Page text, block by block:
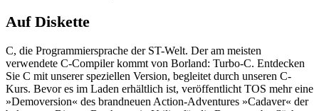
Auf Diskette
C, die Programmiersprache der ST-Welt. Der am meisten
verwendete C-Compiler kommt von Borland: Turbo-C. Entdecken
Sie C mit unserer speziellen Version, begleitet durch unseren C-
Kurs. Bevor es im Laden erhältlich ist, veröffentlicht TOS mehr eine
»Demoversion« des brandneuen Action-Adventures »Cadaver« der